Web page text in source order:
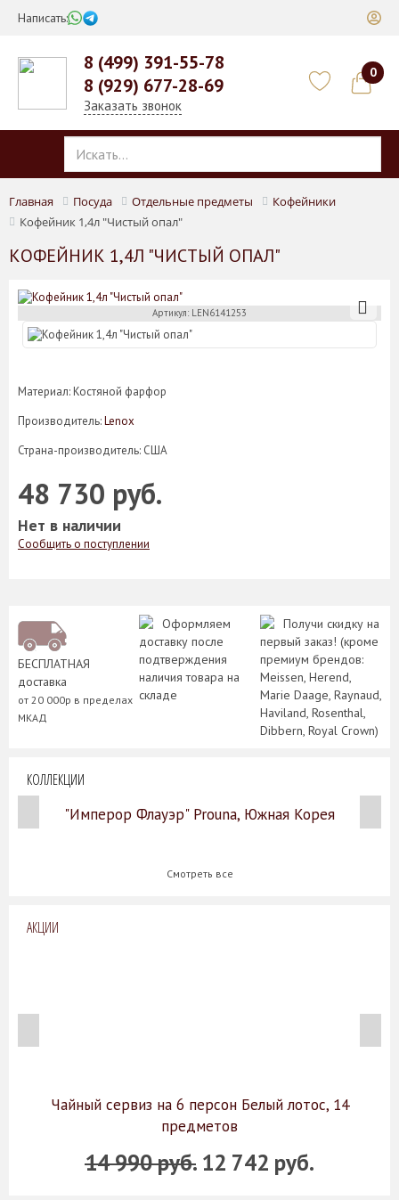
Написать:
8 (499) 391-55-78
8 (929) 677-28-69
Заказать звонок
0
Главная Посуда Отдельные предметы
Кофейники
Кофейник 1,4л "Чистый опал"
КОФЕЙНИК 1,4Л "ЧИСТЫЙ ОПАЛ"
Артикул: LEN6141253
Материал: Костяной фарфор
Производитель:Lenox
Страна-производитель: США
48 730 руб.
Нет в наличии
Сообщить о поступлении
БЕСПЛАТНАЯ
доставка
от 20 000р в пределах
МКАД
Оформляем
доставку после
подтверждения
наличия товара на
складе
Получи скидку на
первый заказ! (кроме
премиум брендов:
Meissen, Herend,
Marie Daage, Raynaud,
Haviland, Rosenthal,
Dibbern, Royal Crown)
КОЛЛЕКЦИИ
"Имперор Флауэр" Prouna, Южная Корея
Смотреть все
АКЦИИ
Чайный сервиз на 6 персон Белый лотос, 14
предметов
14 990 руб. 12 742 руб.